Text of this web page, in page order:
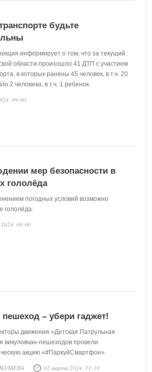
будьте
информирует о том, что за текущий
области произошло 41 ДТП с участием
в которых ранены 45 человек, в т.ч. 20
2 человека, в т.ч. 1 ребенок.
09:00
мер безопасности в
гололёда
погодных условий возможно
гололёда.
08:00
– убери гаджет!
движения «Детская Патрульная
викуловчан-пешеходов провели
акцию «#ПаркуйСмартфон».
02 марта 2024, 11:30